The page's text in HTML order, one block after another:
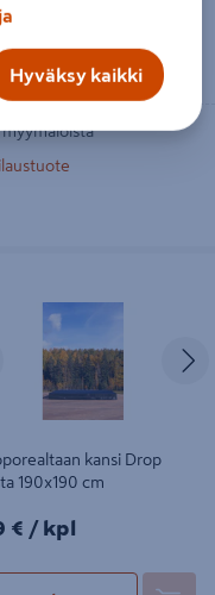
myymälöistä
Edellinen
kansi Drop
190x190 cm
kpl
€ / kpl
Hyväksy kaikki